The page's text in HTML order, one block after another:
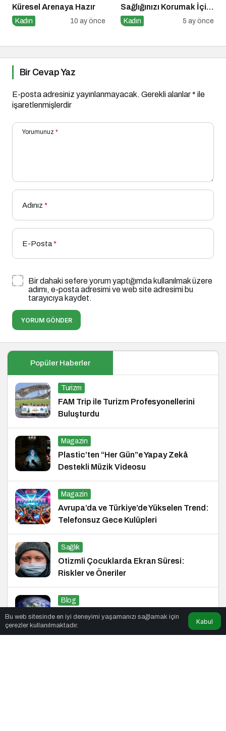
Küresel Arenaya Hazır
Kadın 10 ay önce
Sağlığınızı Korumak İçin
Asla Unutmamanız
Kadın 5 ay önce
Bir Cevap Yaz
E-posta adresiniz yayınlanmayacak. Gerekli alanlar* ile
işaretlenmişlerdir
Yorumunuz *
Adınız *
E-Posta*
Bir dahaki sefere yorum yaptığımda kullanılmak üzere
adımı, e-posta adresimi ve web site adresimi bu
tarayıcıya kaydet.
YORUM GÖNDER
Popüler Haberler
Turizm
FAM Trip ile Turizm Profesyonellerini
Buluşturdu
Magazin
Plastic’ten “Her Gün”e Yapay Zekâ
Destekli Müzik Videosu
Magazin
Avrupa’da ve Türkiye’de Yükselen Trend:
Telefonsuz Gece Kulüpleri
Sağlık
Otizmli Çocuklarda Ekran Süresi:
Riskler ve Öneriler
Blog
Dünyanın Bir Küre Şeklinde Olduğunu
Kanıtlayan Olaylar Nedir?
Bu web sitesinde en iyi deneyimi yaşamanızı sağlamak için
çerezler kullanılmaktadır.
Kabul